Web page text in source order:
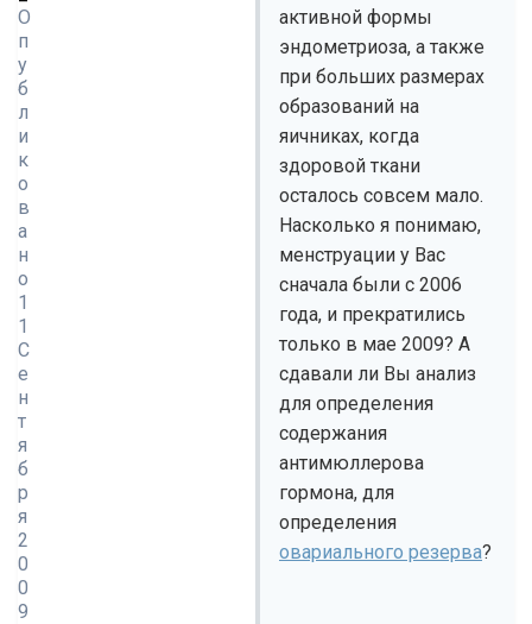
О
п
у
б
л
и
к
о
в
а
н
о
1
1
С
е
н
т
я
б
р
я
2
0
0
9
активной формы
эндометриоза, а также
при больших размерах
образований на
яичниках, когда
здоровой ткани
осталось совсем мало.
Насколько я понимаю,
менструации у Вас
сначала были с 2006
года, и прекратились
только в мае 2009? А
сдавали ли Вы анализ
для определения
содержания
антимюллерова
гормона, для
определения
овариального резерва?